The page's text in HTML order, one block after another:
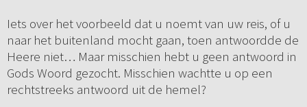
Iets over het voorbeeld dat u noemt van uw reis, of u
naar het buitenland mocht gaan, toen antwoordde de
Heere niet… Maar misschien hebt u geen antwoord in
Gods Woord gezocht. Misschien wachtte u op een
rechtstreeks antwoord uit de hemel?